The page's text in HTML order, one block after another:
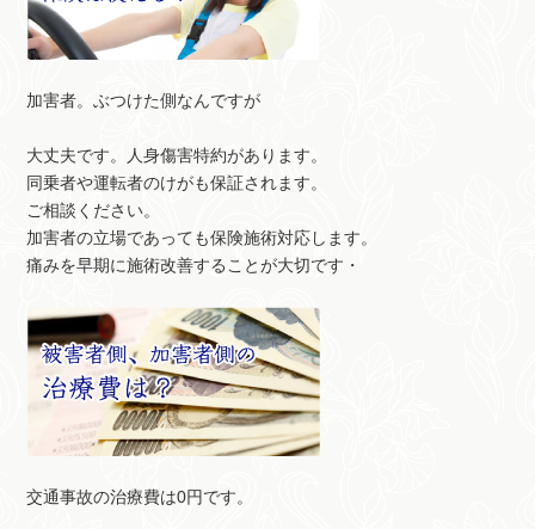
加害者。ぶつけた側なんですが
大丈夫です。人身傷害特約があります。
同乗者や運転者のけがも保証されます。
ご相談ください。
加害者の立場であっても保険施術対応します。
痛みを早期に施術改善することが大切です・
交通事故の治療費は0円です。